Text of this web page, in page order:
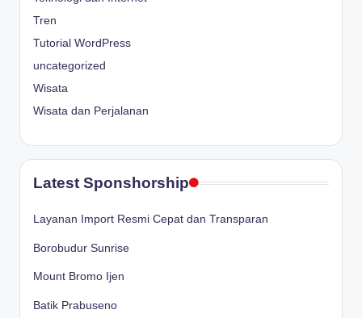
Tren
Tutorial WordPress
uncategorized
Wisata
Wisata dan Perjalanan
Latest Sponshorship
Layanan Import Resmi Cepat dan Transparan
Borobudur Sunrise
Mount Bromo Ijen
Batik Prabuseno